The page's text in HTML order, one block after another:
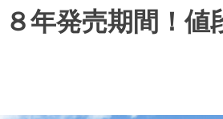
年発売期間！値